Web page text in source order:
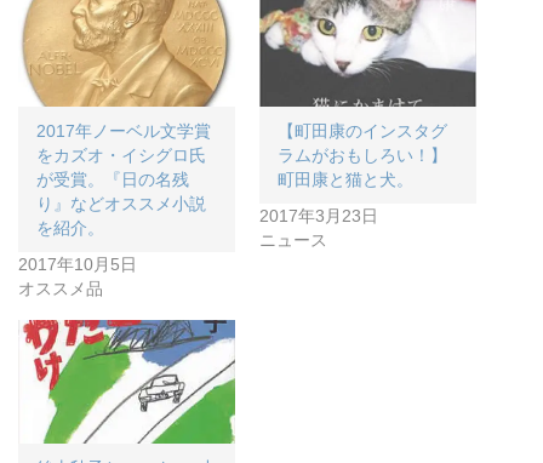
2017年ノーベル文学賞
をカズオ・イシグロ氏
が受賞。『日の名残
り』などオススメ小説
を紹介。
2017年10月5日
オススメ品
【町田康のインスタグ
ラムがおもしろい！】
町田康と猫と犬。
2017年3月23日
ニュース